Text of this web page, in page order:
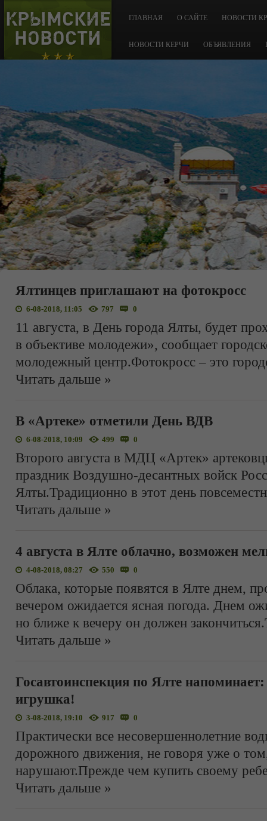
КРЫМСКИЕ
НОВОСТИ
ГЛАВНАЯ О САЙТЕ НОВОСТИ
НОВОСТИ КЕРЧИ ОБЪЯВЛЕНИЯ
Ялтинцев приглашают на фотокросс
6-08-2018, 11:05 797 0
11 августа, в День города Ялты, будет
в объективе молодежи», сообщает
молодежный центр.Фотокросс – это
Читать дальше »
В «Артеке» отметили День ВДВ
6-08-2018, 10:09 499 0
Второго августа в МДЦ «Артек»
праздник Воздушно-десантных войск
Ялты.Традиционно в этот день
Читать дальше »
4 августа в Ялте облачно, возможен
4-08-2018, 08:27 550 0
Облака, которые появятся в Ялте днем,
вечером ожидается ясная погода. Днем
но ближе к вечеру он должен
Читать дальше »
Госавтоинспекция по Ялте напоминает:
игрушка!
3-08-2018, 19:10 917 0
Практически все несовершеннолетние
дорожного движения, не говоря уже о
нарушают.Прежде чем купить своему
Читать дальше »